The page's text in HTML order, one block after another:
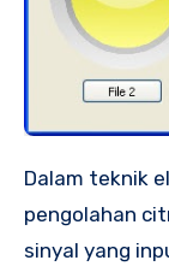
Dalam teknik elektro dan ilmu komputer,
pengolahan
sinyal yang